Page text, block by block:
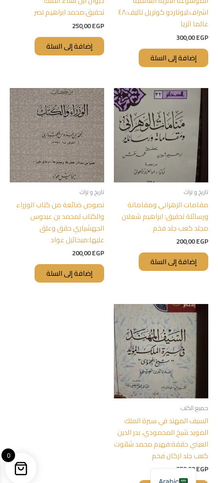
اشراف:ليوناردو كوتريل تاليف:٤٨
عالما اثريا
300,00EGP
إضافة إلى السلة
تحقيق:محمد ابراهيم نصر
250,00EGP
إضافة إلى السلة
تاريخ و تراث
مقامات الزهراني ومقاماتة
ورسائلة تحقيق: ابراهيم شعلان
مجلد كعب جلد فخم
200,00EGP
إضافة إلى السلة
تاريخ و تراث
نصوص ضائعة من كتاب الوزراء
والكتاب لمحمد بن عبدوس
الجهشياري حقق وعلق
عليها:ميخائيل عواد
200,00EGP
إضافة إلى السلة
جميع الكتب
السيف المهند في سيرة الملك
المويد شيخ المحمودي، بدر الدين
العيني حققة:فهيم محمد شلتوت
كعب جلد اركان فخم
250,00EGP
0
Arabic